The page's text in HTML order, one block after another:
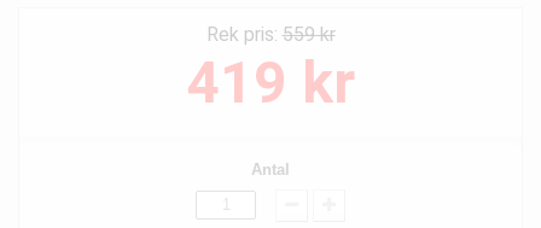
Rek pris:559 kr
419 kr
Antal